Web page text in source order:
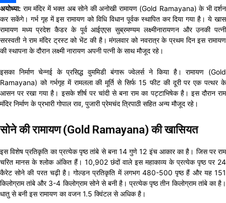
Link
Share
अयोध्या: राम मंदिर में भक्त अब सोने की अनोखी रामायण (Gold Ramayana) के भी दर्शन
कर सकेंगे। गर्भ गृह में इस रामायण को विधि विधान पूर्वक स्थापित कर दिया गया है। ये खास
रामायण मध्य प्रदेश कैडर के पूर्व आईएएस सुब्रमण्यम लक्ष्मीनारायणन और उनकी पत्नी
सरस्वती ने राम मंदिर ट्रस्ट को भेंट की है। मंगलवार को नवरात्र के प्रथम दिन इस रामायण
की स्थापना के दौरान लक्ष्मी नारायण अपनी पत्नी के साथ मौजूद रहे।
इसका निर्माण चेन्नई के प्रसिद्ध वुममिडी बंगारू ज्वेलर्स ने किया है। रामायण (Gold
Ramayana) को गर्भगृह में रामलला की मूर्ति से सिर्फ 15 फीट की दूरी पर एक पत्थर के
आसन पर रखा गया है। इसके शीर्ष पर चांदी से बना राम का पट्टाभिषेक है। इस दौरान राम
मंदिर निर्माण के प्रभारी गोपाल राव, पुजारी प्रेमचंद त्रिपाठी सहित अन्य मौजूद रहे।
सोने की रामायण (Gold Ramayana) की खासियत
इस विशेष प्रतिकृति का प्रत्येक पृष्ठ तांबे से बना 14 गुणे 12 इंच आकार का है। जिस पर राम
चरित मानस के श्लोक अंकित हैं। 10,902 छंदों वाले इस महाकाव्य के प्रत्येक पृष्ठ पर 24
कैरेट सोने की परत चढ़ी है। गोल्डन प्रतिकृति में लगभग 480-500 पृष्ठ हैं और यह 151
किलोग्राम तांबे और 3-4 किलोग्राम सोने से बनी है। प्रत्येक पृष्ठ तीन किलोग्राम तांबे का है।
धातु से बनी इस रामायण का वजन 1.5 क्विंटल से अधिक है।